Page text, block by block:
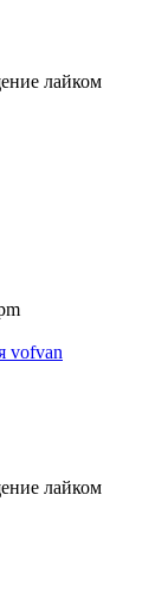
лайком
vofvan
лайком